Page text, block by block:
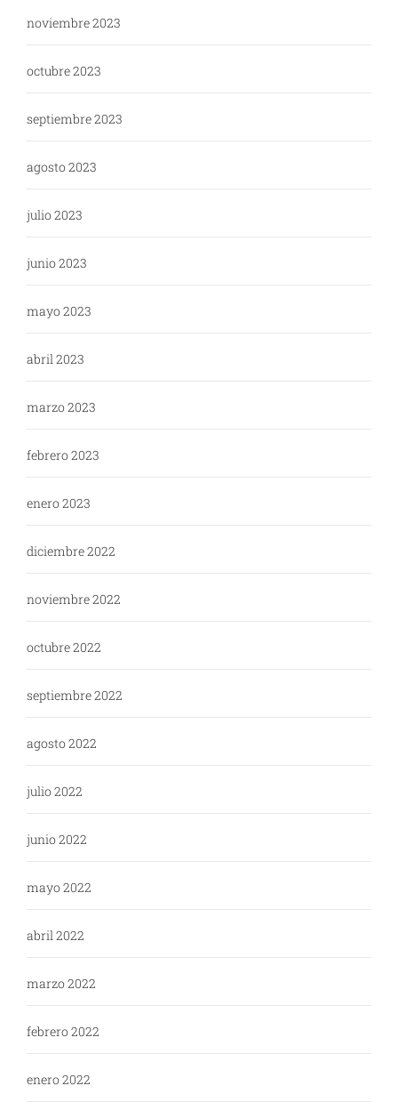
noviembre 2023
octubre 2023
septiembre 2023
agosto 2023
julio 2023
junio 2023
mayo 2023
abril 2023
marzo 2023
febrero 2023
enero 2023
diciembre 2022
noviembre 2022
octubre 2022
septiembre 2022
agosto 2022
julio 2022
junio 2022
mayo 2022
abril 2022
marzo 2022
febrero 2022
enero 2022